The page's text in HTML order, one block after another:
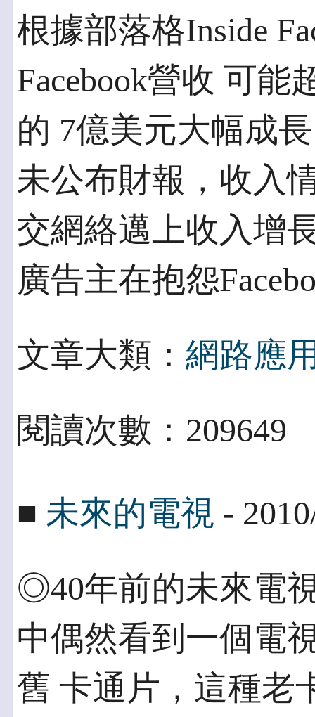
根據部落格Inside
Facebook營收 可能
的 7億美元大幅成
未公布財報，收入
交網絡邁上收入增
廣告主在抱怨
文章大類： 網路應
閱讀次數：
■ 未來的電視 -
◎40年前的未來電
中偶然看到一個電
舊 卡通片，這種老